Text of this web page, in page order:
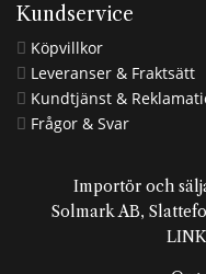
Kundservice
 Köpvillkor
 Leveranser & Fraktsätt
 Kundtjänst &
 Frågor & Svar
Importör och
Solmark AB,